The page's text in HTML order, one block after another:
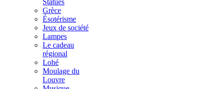
Statues
Grèce
Ésotérisme
Jeux de société
Lampes
Le cadeau
régional
Lohé
Moulage du
Louvre